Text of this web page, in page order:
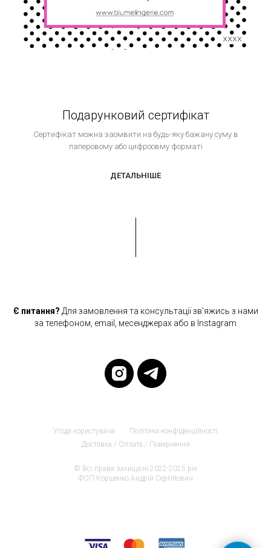
Подарунковий сертифікат
Сертифікат можна заомвити на будь-яку бажану суму в
паперовому або цифроовму форматі
ДЕТАЛЬНІШЕ
Є питання? Для замовлення та консультації зв'яжись з нами
за телефоном, email, месенджерах або в Instagram
Угода користувача
Політика конфіденційності
Доставка / Оплата / Повернення
© Всі права захищєні 2022-2025 рік
ФОП Коршенко Андрій Сергійович